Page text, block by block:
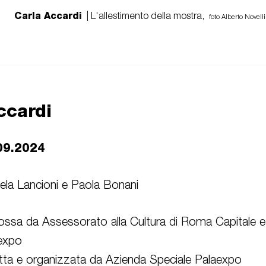
Carla Accardi | L'allestimento della mostra, foto Alberto Novelli
Lancioni e Paola Bonani
da Assessorato alla Cultura di Roma Capitale
e organizzata da Azienda Speciale Palaexpo